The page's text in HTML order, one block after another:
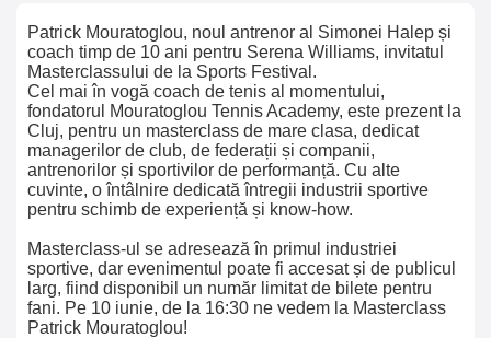
Patrick Mouratoglou, noul antrenor al Simonei Halep și
coach timp de 10 ani pentru Serena Williams, invitatul
Masterclassului de la Sports Festival.
Cel mai în vogă coach de tenis al momentului,
fondatorul Mouratoglou Tennis Academy, este prezent la
Cluj, pentru un masterclass de mare clasa, dedicat
managerilor de club, de federații și companii,
antrenorilor și sportivilor de performanță. Cu alte
cuvinte, o întâlnire dedicată întregii industrii sportive
pentru schimb de experiență și know-how.
Masterclass-ul se adresează în primul industriei
sportive, dar evenimentul poate fi accesat și de publicul
larg, fiind disponibil un număr limitat de bilete pentru
fani. Pe 10 iunie, de la 16:30 ne vedem la Masterclass
Patrick Mouratoglou!